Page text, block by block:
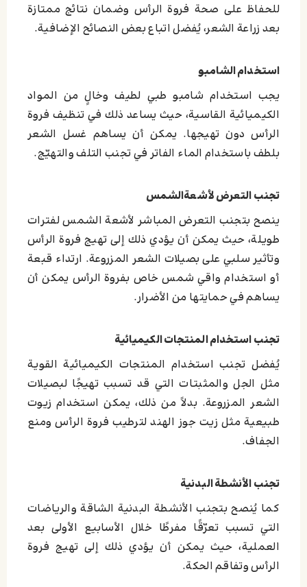
للحفاظ على صحة فروة الرأس وضمان نتائج ممتازة
بعد زراعة الشعر، يُفضل اتباع بعض النصائح الإضافية.
استخدام الشامبو
يجب استخدام شامبو طبي لطيف وخالٍ من المواد
الكيميائية القاسية، حيث يساعد ذلك في تنظيف فروة
الرأس دون تهيجها. يمكن أن يساهم غسل الشعر
بلطف باستخدام الماء الفاتر في تجنب التلف والتهيّج.
تجنب التعرض لأشعةالشمس
ينصح بتجنب التعرض المباشر لأشعة الشمس لفترات
طويلة، حيث يمكن أن يؤدي ذلك إلى تهيج فروة الرأس
وتأثير سلبي على بصيلات الشعر المزروعة. ارتداء قبعة
أو استخدام واقي شمس خاص بفروة الرأس يمكن أن
يساهم في حمايتها من الأضرار.
تجنب استخدام المنتجات الكيميائية
يُفضل تجنب استخدام المنتجات الكيميائية القوية
مثل الجل والمثبتات التي قد تسبب تهيجًا لبصيلات
الشعر المزروعة. بدلاً من ذلك، يمكن استخدام زيوت
طبيعية مثل زيت جوز الهند لترطيب فروة الرأس ومنع
الجفاف.
تجنب الأنشطة البدنية
كما يُنصح بتجنب الأنشطة البدنية الشاقة والرياضات
التي تسبب تعرّقًا مفرطًا خلال الأسابيع الأولى بعد
العملية، حيث يمكن أن يؤدي ذلك إلى تهيج فروة
الرأس وتفاقم الحكة.